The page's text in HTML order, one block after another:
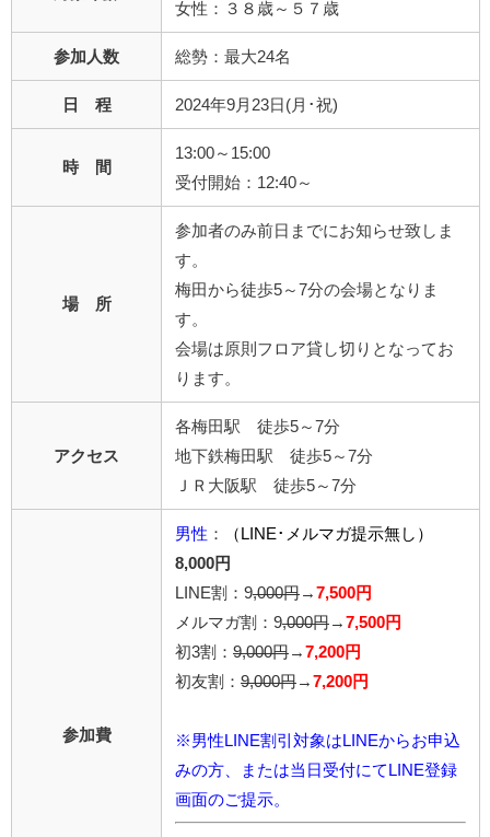
女性：３８歳～５７歳
参加人数 総勢：最大24名
日 程 2024年9月23日(月･祝)
時 間
13:00～15:00
受付開始：12:40～
場 所
参加者のみ前日までにお知らせ致しま
す。
梅田から徒歩5～7分の会場となりま
す。
会場は原則フロア貸し切りとなってお
ります。
アクセス
各梅田駅 徒歩5～7分
地下鉄梅田駅 徒歩5～7分
ＪＲ大阪駅 徒歩5～7分
参加費
男性 ：
（LINE･メルマガ提示無し）
8,000円
LINE割：9,000円 → 7,500円
メルマガ割：9,000円 → 7,500円
初3割： 9,000円 → 7,200円
初友割： 9,000円 → 7,200円
※男性LINE割引対象はLINEからお申込
みの方、または当日受付にてLINE登録
画面のご提示。